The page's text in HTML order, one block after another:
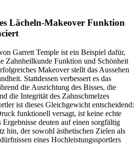
Lächeln-Makeover Funktion
Garrett Temple ist ein Beispiel dafür,
Zahnheilkunde Funktion und Schönheit
Makeover stellt das Aussehen
Stattdessen verbessert es das
die Ausrichtung des Bisses, die
die Integrität des Zahnschmelzes
ist dieses Gleichgewicht entscheidend:
funktionell versagt, ist keine echte
deuten auf einen sorgfältig
hin, der sowohl ästhetischen Zielen als
eines Hochleistungssportlers